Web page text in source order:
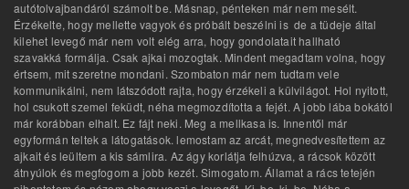
autótolvajbandáról számolt be. Másnap, pénteken már nem mesélt.
Érzékelte, hogy mellette vagyok és próbált beszélni is de a tüdeje által
kilehet levegő már nem volt elég arra, hogy gondolatait hallható
szavakká formálja. Csak ajkai mozogtak. Mindent megadtam volna, hogy
értsem, mit szeretne mondani. Szombaton már nem tudtam vele
kommunikálni, nem látszódott rajta, hogy érzékeli a külvilágot. Hol nyitott,
hol csukott szemel feküdt, néha megmozdította a fejét. A jobb lába bokától
már korábban elhalt. Ez fájt neki. Meg a mellkasa is. Innentől már
egyformán teltek a látogatások. lemostam az arcát, megnedvesítettem az
ajkait és leültem a kis sámlira. Az ágy korlátja felhúzva, a rácsok között
átnyúlok és megfogom a jobb kezét. Simogatom. Államat a rács tetején